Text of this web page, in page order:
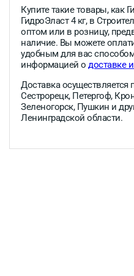
Купите такие товары, как
ГидроЭласт 4 кг, в
оптом или в розницу,
наличие. Вы можете
удобным для вас
информацией о доставке
Доставка осуществляется
Сестрорецк, Петергоф,
Зеленогорск, Пушкин и
Ленинградской области.